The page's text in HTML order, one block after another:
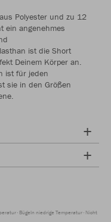
Polyester und zu 12
ein angenehmes
ist die Short
Deinem Körper an.
ist für jeden
sie in den Größen
Bügeln niedrige Temperatur Nicht